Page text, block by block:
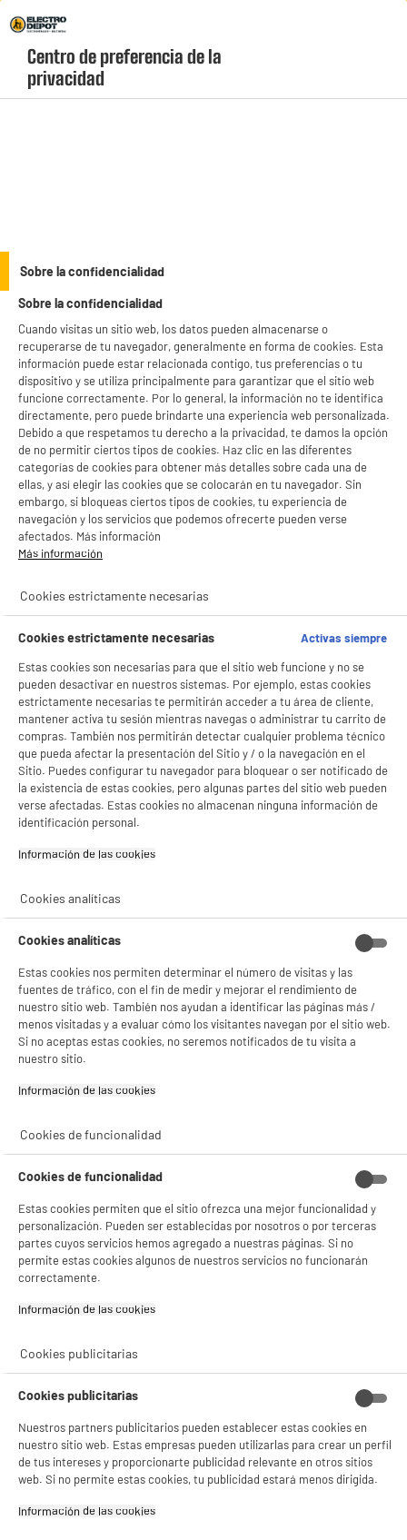
Menú
geolocation-header-icon-text
account
Rechazar todas
BIENVENIDO a ELECTRO
DEPOT
Con el fin de mejorar tu experiencia, y tras tu consentimiento, ELECTRO DEPOT
y sus socios utilizan cookies que procesan tus datos personales para:
- ofrecer publicidad y comunicaciones personalizadas
Consulta la política de cookies.
Si aceptas, la experiencia será aún mejor. Si no acepta, se utilizarán cookies
estadísticas anónimas basadas en tu navegación. Puedes oponerte a su uso
gestionando sus cookies.
¡Buena visita!
✔ ACEPTAR TODAS
Centro de preferencia de la
privacidad
Sobre la confidencialidad
Sobre la confidencialidad
Cuando visitas un sitio web, los datos pueden almacenarse o
recuperarse de tu navegador, generalmente en forma de cookies. Esta
información puede estar relacionada contigo, tus preferencias o tu
dispositivo y se utiliza principalmente para garantizar que el sitio web
funcione correctamente. Por lo general, la información no te identifica
directamente, pero puede brindarte una experiencia web personalizada.
Debido a que respetamos tu derecho a la privacidad, te damos la opción
de no permitir ciertos tipos de cookies. Haz clic en las diferentes
categorías de cookies para obtener más detalles sobre cada una de
ellas, y así elegir las cookies que se colocarán en tu navegador. Sin
embargo, si bloqueas ciertos tipos de cookies, tu experiencia de
navegación y los servicios que podemos ofrecerte pueden verse
afectados. Más información
Más información
Cookies estrictamente necesarias
Cookies estrictamente necesarias
Activas siempre
Estas cookies son necesarias para que el sitio web funcione y no se
pueden desactivar en nuestros sistemas. Por ejemplo, estas cookies
estrictamente necesarias te permitirán acceder a tu área de cliente,
mantener activa tu sesión mientras navegas o administrar tu carrito de
compras. También nos permitirán detectar cualquier problema técnico
que pueda afectar la presentación del Sitio y / o la navegación en el
Sitio. Puedes configurar tu navegador para bloquear o ser notificado de
la existencia de estas cookies, pero algunas partes del sitio web pueden
verse afectadas. Estas cookies no almacenan ninguna información de
identificación personal.
Información de las cookies‎
Cookies analíticas
Cookies analíticas
Estas cookies nos permiten determinar el número de visitas y las
fuentes de tráfico, con el fin de medir y mejorar el rendimiento de
nuestro sitio web. También nos ayudan a identificar las páginas más /
menos visitadas y a evaluar cómo los visitantes navegan por el sitio web.
Si no aceptas estas cookies, no seremos notificados de tu visita a
nuestro sitio.
Información de las cookies‎
Cookies de funcionalidad
Cookies de funcionalidad
Estas cookies permiten que el sitio ofrezca una mejor funcionalidad y
personalización. Pueden ser establecidas por nosotros o por terceras
partes cuyos servicios hemos agregado a nuestras páginas. Si no
permite estas cookies algunos de nuestros servicios no funcionarán
correctamente.
Información de las cookies‎
Cookies publicitarias
Cookies publicitarias
Nuestros partners publicitarios pueden establecer estas cookies en
nuestro sitio web. Estas empresas pueden utilizarlas para crear un perfil
de tus intereses y proporcionarte publicidad relevante en otros sitios
web. Si no permite estas cookies, tu publicidad estará menos dirigida.
Información de las cookies‎